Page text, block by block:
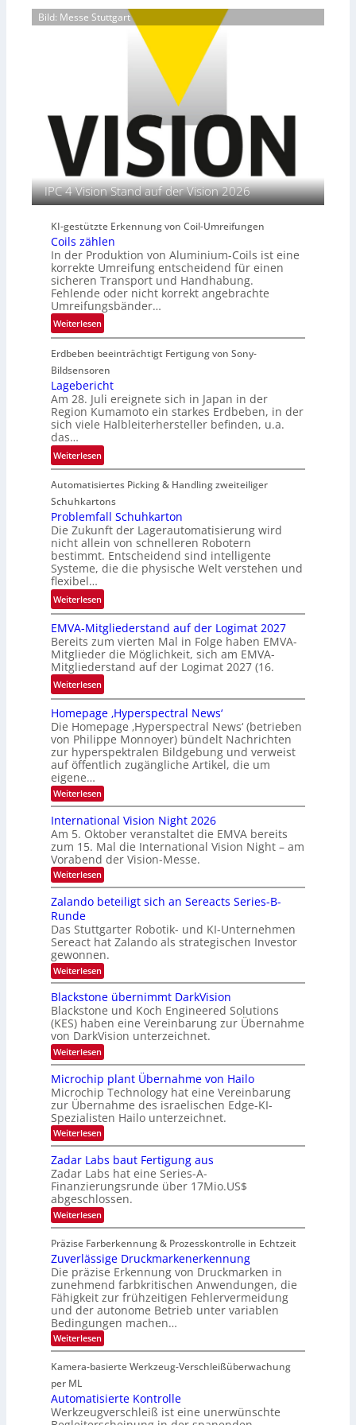
r
o
o
r
e
t
t
s
l
e
t
e
i
n
n
d
Bild: Messe Stuttgart
IPC 4 Vision Stand auf der Vision 2026
KI-gestützte Erkennung von Coil-Umreifungen
Coils zählen
In der Produktion von Aluminium-Coils ist eine
korrekte Umreifung entscheidend für einen
sicheren Transport und Handhabung.
Fehlende oder nicht korrekt angebrachte
Umreifungsbänder…
Weiterlesen:
C
o
i
l
s
z
ä
h
l
e
n
Erdbeben beeinträchtigt Fertigung von Sony-
Bildsensoren
Lagebericht
Am 28. Juli ereignete sich in Japan in der
Region Kumamoto ein starkes Erdbeben, in der
sich viele Halbleiterhersteller befinden, u.a.
das…
Weiterlesen:
L
a
g
e
b
e
r
i
c
h
Automatisiertes Picking & Handling zweiteiliger
Schuhkartons
Problemfall Schuhkarton
Die Zukunft der Lagerautomatisierung wird
nicht allein von schnelleren Robotern
bestimmt. Entscheidend sind intelligente
Systeme, die die physische Welt verstehen und
flexibel…
Weiterlesen:
P
r
o
b
l
e
f
a
l
l
c
h
u
h
k
a
r
t
n
EMVA-Mitgliederstand auf der Logimat 2027
Bereits zum vierten Mal in Folge haben EMVA-
Mitglieder die Möglichkeit, sich am EMVA-
Mitgliederstand auf der Logimat 2027 (16.
Weiterlesen:
E
M
V
A
-
i
t
g
l
i
e
d
s
t
a
n
d
a
u
f
d
e
r
L
o
g
i
a
t
2
0
2
7
Homepage ‚Hyperspectral News‘
Die Homepage ‚Hyperspectral News‘ (betrieben
von Philippe Monnoyer) bündelt Nachrichten
zur hyperspektralen Bildgebung und verweist
auf öffentlich zugängliche Artikel, die um
eigene…
Weiterlesen:
H
m
e
p
g
e
H
p
e
r
s
p
e
c
t
r
a
l
N
e
s
‘
International Vision Night 2026
Am 5. Oktober veranstaltet die EMVA bereits
zum 15. Mal die International Vision Night – am
Vorabend der Vision-Messe.
Weiterlesen:
I
t
r
n
a
t
i
o
n
a
l
V
i
s
i
o
n
N
i
g
h
t
0
2
6
Zalando beteiligt sich an Sereacts Series-B-
Runde
Das Stuttgarter Robotik- und KI-Unternehmen
Sereact hat Zalando als strategischen Investor
gewonnen.
Weiterlesen:
Z
l
a
n
d
o
b
e
t
e
i
l
i
g
t
s
i
c
h
a
n
S
r
e
a
c
t
s
S
e
r
i
s
B
-
R
Blackstone übernimmt DarkVision
Blackstone und Koch Engineered Solutions
(KES) haben eine Vereinbarung zur Übernahme
von DarkVision unterzeichnet.
Weiterlesen:
B
a
c
k
s
t
o
e
ü
b
e
r
n
i
m
t
D
a
r
k
V
i
s
i
n
Microchip plant Übernahme von Hailo
Microchip Technology hat eine Vereinbarung
zur Übernahme des israelischen Edge-KI-
Spezialisten Hailo unterzeichnet.
Weiterlesen:
M
c
r
o
c
h
i
p
p
l
a
n
t
Ü
b
e
r
n
a
h
v
o
n
Zadar Labs baut Fertigung aus
Zadar Labs hat eine Series-A-
Finanzierungsrunde über 17Mio.US$
abgeschlossen.
Weiterlesen:
Z
d
a
r
L
a
b
s
b
a
u
F
t
i
Präzise Farberkennung & Prozesskontrolle in Echtzeit
Zuverlässige Druckmarkenerkennung
Die präzise Erkennung von Druckmarken in
zunehmend farbkritischen Anwendungen, die
Fähigkeit zur frühzeitigen Fehlervermeidung
und der autonome Betrieb unter variablen
Bedingungen machen…
Weiterlesen:
Z
v
l
ä
Kamera-basierte Werkzeug-Verschleißüberwachung
per ML
Automatisierte Kontrolle
Werkzeugverschleiß ist eine unerwünschte